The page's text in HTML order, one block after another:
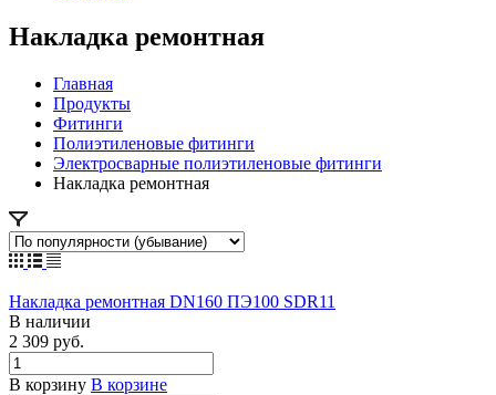
Накладка ремонтная
Главная
Продукты
Фитинги
Полиэтиленовые фитинги
Электросварные полиэтиленовые фитинги
Накладка ремонтная
Накладка ремонтная DN160 ПЭ100 SDR11
В наличии
2 309 руб.
В корзину В корзине